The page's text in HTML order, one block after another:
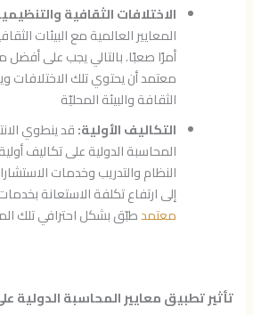
الاختلافات الثقافية
المعايير العالمية مع البيئات
أمرًا صعبًا. بالتالي يجب على
معتمد أن يحتوي تلك الاختلافات
الثقافة والبيئة المحليّة
التكاليف الأولية:قد ينطوي
المحاسبة الدولية على تكاليف
النظام والتدريب وخدمات
إلى ارتفاع تكلفة الاستعانة
معتمدطبّق بشكل احترافي تلك
تأثير تطبيق معايير المحاسبة